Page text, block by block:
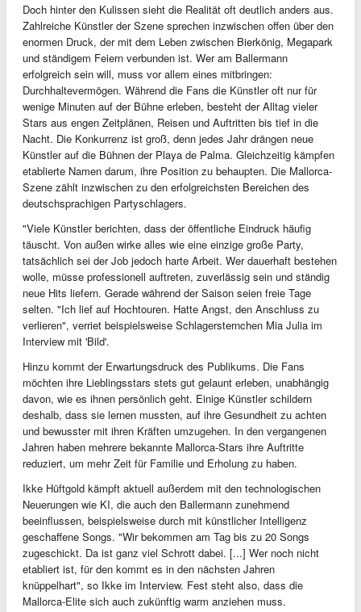
Doch hinter den Kulissen sieht die Realität oft deutlich anders aus.
Zahlreiche Künstler der Szene sprechen inzwischen offen über den
enormen Druck, der mit dem Leben zwischen Bierkönig, Megapark
und ständigem Feiern verbunden ist. Wer am Ballermann
erfolgreich sein will, muss vor allem eines mitbringen:
Durchhaltevermögen. Während die Fans die Künstler oft nur für
wenige Minuten auf der Bühne erleben, besteht der Alltag vieler
Stars aus engen Zeitplänen, Reisen und Auftritten bis tief in die
Nacht. Die Konkurrenz ist groß, denn jedes Jahr drängen neue
Künstler auf die Bühnen der Playa de Palma. Gleichzeitig kämpfen
etablierte Namen darum, ihre Position zu behaupten. Die Mallorca-
Szene zählt inzwischen zu den erfolgreichsten Bereichen des
deutschsprachigen Partyschlagers.
"Viele Künstler berichten, dass der öffentliche Eindruck häufig
täuscht. Von außen wirke alles wie eine einzige große Party,
tatsächlich sei der Job jedoch harte Arbeit. Wer dauerhaft bestehen
wolle, müsse professionell auftreten, zuverlässig sein und ständig
neue Hits liefern. Gerade während der Saison seien freie Tage
selten. "Ich lief auf Hochtouren. Hatte Angst, den Anschluss zu
verlieren", verriet beispielsweise Schlagersternchen Mia Julia im
Interview mit 'Bild'.
Hinzu kommt der Erwartungsdruck des Publikums. Die Fans
möchten ihre Lieblingsstars stets gut gelaunt erleben, unabhängig
davon, wie es ihnen persönlich geht. Einige Künstler schildern
deshalb, dass sie lernen mussten, auf ihre Gesundheit zu achten
und bewusster mit ihren Kräften umzugehen. In den vergangenen
Jahren haben mehrere bekannte Mallorca-Stars ihre Auftritte
reduziert, um mehr Zeit für Familie und Erholung zu haben.
Ikke Hüftgold kämpft aktuell außerdem mit den technologischen
Neuerungen wie KI, die auch den Ballermann zunehmend
beeinflussen, beispielsweise durch mit künstlicher Intelligenz
geschaffene Songs. "Wir bekommen am Tag bis zu 20 Songs
zugeschickt. Da ist ganz viel Schrott dabei. [...] Wer noch nicht
etabliert ist, für den kommt es in den nächsten Jahren
knüppelhart", so Ikke im Interview. Fest steht also, dass die
Mallorca-Elite sich auch zukünftig warm anziehen muss.